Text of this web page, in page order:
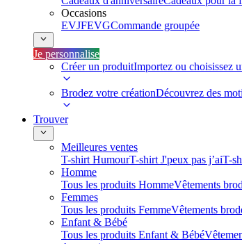
Occasions
EVJFEVGCommande groupée
Je personnalise
Créer un produitImportez ou choisissez
Brodez votre créationDécouvrez des
Trouver
Meilleures ventes
T-shirt HumourT-shirt J'peux pas j’aiT-
Homme
Tous les produits HommeVêtements
Femmes
Tous les produits FemmeVêtements
Enfant & Bébé
Tous les produits Enfant & Bébé